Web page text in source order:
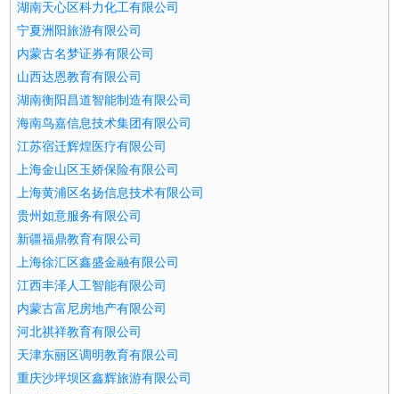
湖南天心区科力化工有限公司
宁夏洲阳旅游有限公司
内蒙古名梦证券有限公司
山西达恩教育有限公司
湖南衡阳昌道智能制造有限公司
海南鸟嘉信息技术集团有限公司
江苏宿迁辉煌医疗有限公司
上海金山区玉娇保险有限公司
上海黄浦区名扬信息技术有限公司
贵州如意服务有限公司
新疆福鼎教育有限公司
上海徐汇区鑫盛金融有限公司
江西丰泽人工智能有限公司
内蒙古富尼房地产有限公司
河北祺祥教育有限公司
天津东丽区调明教育有限公司
重庆沙坪坝区鑫辉旅游有限公司